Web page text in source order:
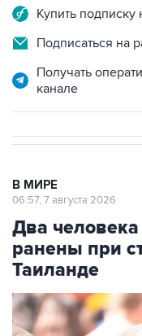
Купить
Подписаться на
Получать
канале
В МИРЕ
06:57, 7 августа 2026
Два
ранены при
Таиланде